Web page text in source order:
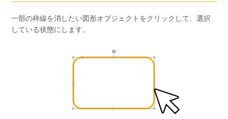
一部の枠線を消したい図形オブジェクトをクリックして、選択
している状態にします。